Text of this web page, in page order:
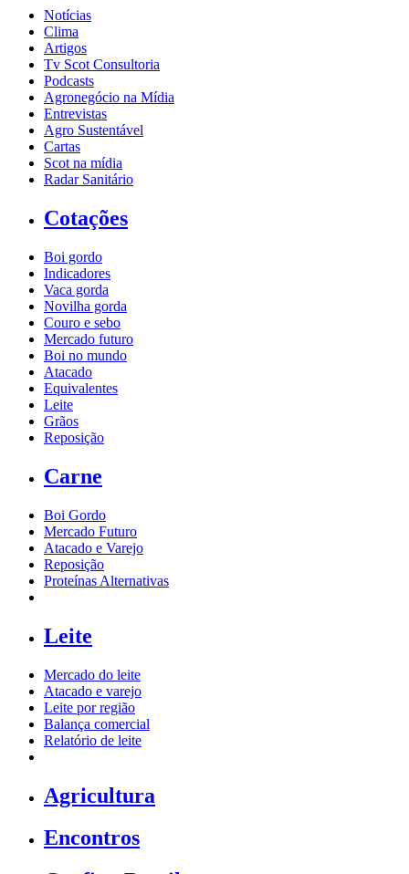
Notícias
Clima
Artigos
Tv Scot Consultoria
Podcasts
Agronegócio na Mídia
Entrevistas
Agro Sustentável
Cartas
Scot na mídia
Radar Sanitário
Cotações
Boi gordo
Indicadores
Vaca gorda
Novilha gorda
Couro e sebo
Mercado futuro
Boi no mundo
Atacado
Equivalentes
Leite
Grãos
Reposição
Carne
Boi Gordo
Mercado Futuro
Atacado e Varejo
Reposição
Proteínas Alternativas
Leite
Mercado do leite
Atacado e varejo
Leite por região
Balança comercial
Relatório de leite
Agricultura
Encontros